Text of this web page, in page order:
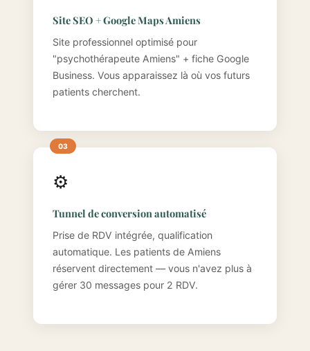
Site SEO + Google Maps Amiens
Site professionnel optimisé pour
"psychothérapeute Amiens" + fiche Google
Business. Vous apparaissez là où vos futurs
patients cherchent.
⚙️
Tunnel de conversion automatisé
Prise de RDV intégrée, qualification
automatique. Les patients de Amiens
réservent directement — vous n'avez plus à
gérer 30 messages pour 2 RDV.